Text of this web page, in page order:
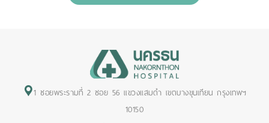
1 ซอยพระรามที่ 2 ซอย 56 แขวงแสมดำ เขตบางขุนเทียน กรุงเทพฯ
10150